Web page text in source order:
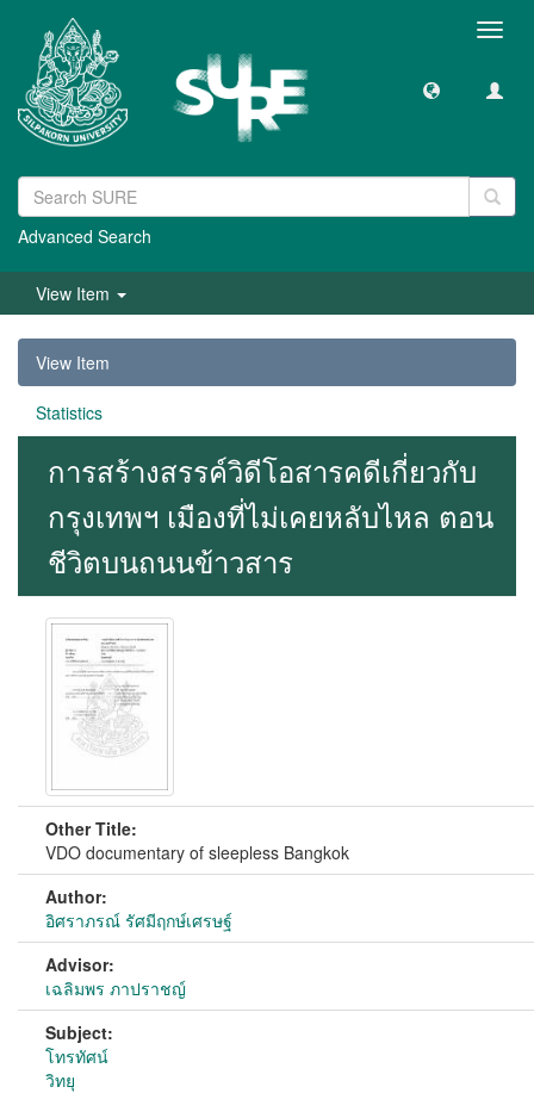
Advanced Search
View Item
View Item
Statistics
การสร้างสรรค์วิดีโอสารคดีเกี่ยวกับ
กรุงเทพฯ เมืองที่ไม่เคยหลับไหล ตอน
ชีวิตบนถนนข้าวสาร
Other Title:
VDO documentary of sleepless Bangkok
Author:
อิศราภรณ์ รัศมีฤกษ์เศรษฐ์
Advisor:
เฉลิมพร ภาปราชญ์
Subject:
โทรทัศน์
วิทยุ